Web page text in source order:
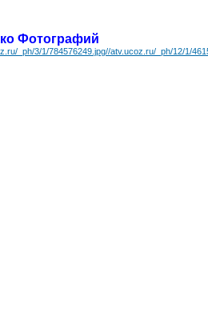
Фотографий
_ph/3/1/784576249.jpg//atv.ucoz.ru/_ph/12/1/